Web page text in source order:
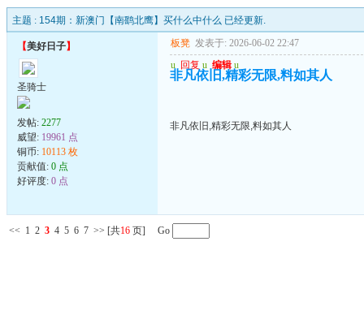
主题 : 154期：新澳门【南鹞北鹰】买什么中什么 已经更新.
【美好日子】
圣骑士
发帖: 2277
威望: 19961 点
铜币: 10113 枚
贡献值: 0 点
好评度: 0 点
板凳 发表于: 2026-06-02 22:47
u 回复 u 编辑 u
非凡依旧,精彩无限,料如其人
非凡依旧,精彩无限,料如其人
<< 1 2 3 4 5 6 7 >> [共16 页] Go